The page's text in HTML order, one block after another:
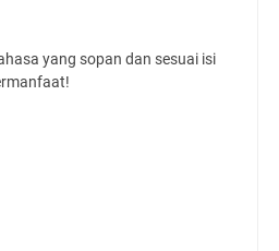
yang sopan dan sesuai isi